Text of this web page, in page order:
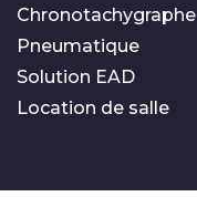
Chronotachygraphe
Pneumatique
Solution EAD
Location de salle